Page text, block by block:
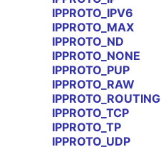
IPPROTO_IPV6
IPPROTO_MAX
IPPROTO_ND
IPPROTO_NONE
IPPROTO_PUP
IPPROTO_RAW
IPPROTO_ROUTING
IPPROTO_TCP
IPPROTO_TP
IPPROTO_UDP